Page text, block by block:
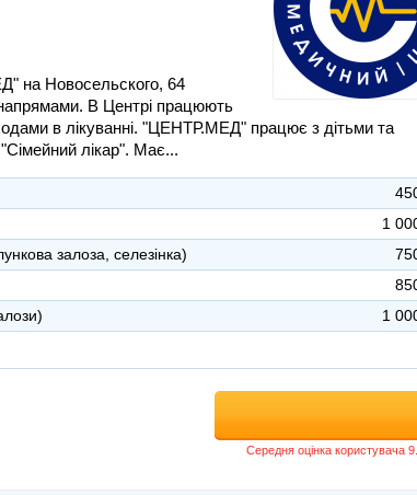
на Новосельского, 64
В Центрі працюють
в лікуванні. "ЦЕНТР.МЕД" працює з дітьми та
лікар". Має...
1
залоза, селезінка)
1